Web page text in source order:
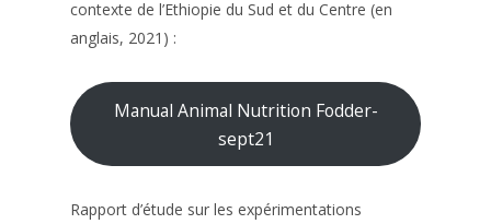
contexte de l’Ethiopie du Sud et du Centre (en
anglais, 2021) :
Manual Animal Nutrition Fodder-
sept21
Rapport d’étude sur les expérimentations